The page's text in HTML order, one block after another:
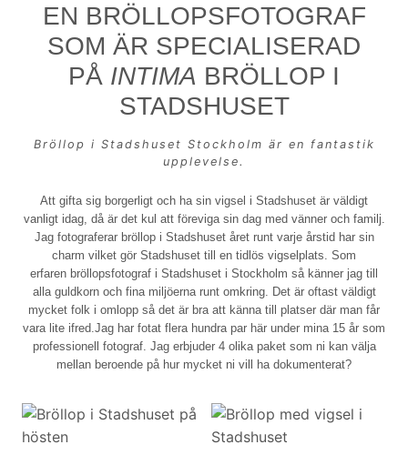
EN BRÖLLOPSFOTOGRAF
SOM ÄR SPECIALISERAD
PÅ INTIMA BRÖLLOP I
STADSHUSET
Bröllop i Stadshuset Stockholm är en fantastik
upplevelse.
Att gifta sig borgerligt och ha sin vigsel i Stadshuset är väldigt
vanligt idag, då är det kul att föreviga sin dag med vänner och familj.
Jag fotograferar bröllop i Stadshuset året runt varje årstid har sin
charm vilket gör Stadshuset till en tidlös vigselplats. Som
erfaren bröllopsfotograf i Stadshuset i Stockholm så känner jag till
alla guldkorn och fina miljöerna runt omkring. Det är oftast väldigt
mycket folk i omlopp så det är bra att känna till platser där man får
vara lite ifred.Jag har fotat flera hundra par här under mina 15 år som
professionell fotograf. Jag erbjuder 4 olika paket som ni kan välja
mellan beroende på hur mycket ni vill ha dokumenterat?